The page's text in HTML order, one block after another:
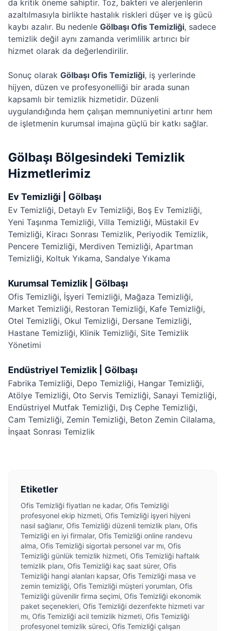
da kritik öneme sahiptir. Toz, bakteri ve alerjenlerin
azaltılmasıyla birlikte hastalık riskleri düşer ve iş gücü
kaybı azalır. Bu nedenle Gölbaşı Ofis Temizliği, sadece
temizlik değil aynı zamanda verimlilik artırıcı bir
hizmet olarak da değerlendirilir.
Sonuç olarak Gölbaşı Ofis Temizliği, iş yerlerinde
hijyen, düzen ve profesyonelliği bir arada sunan
kapsamlı bir temizlik hizmetidir. Düzenli
uygulandığında hem çalışan memnuniyetini artırır hem
de işletmenin kurumsal imajına güçlü bir katkı sağlar.
Gölbaşı Bölgesindeki Temizlik
Hizmetlerimiz
Ev Temizliği | Gölbaşı
Ev Temizliği, Detaylı Ev Temizliği, Boş Ev Temizliği,
Yeni Taşınma Temizliği, Villa Temizliği, Müstakil Ev
Temizliği, Kiracı Sonrası Temizlik, Periyodik Temizlik,
Pencere Temizliği, Merdiven Temizliği, Apartman
Temizliği, Koltuk Yıkama, Sandalye Yıkama
Kurumsal Temizlik | Gölbaşı
Ofis Temizliği, İşyeri Temizliği, Mağaza Temizliği,
Market Temizliği, Restoran Temizliği, Kafe Temizliği,
Otel Temizliği, Okul Temizliği, Dersane Temizliği,
Hastane Temizliği, Klinik Temizliği, Site Temizlik
Yönetimi
Endüstriyel Temizlik | Gölbaşı
Fabrika Temizliği, Depo Temizliği, Hangar Temizliği,
Atölye Temizliği, Oto Servis Temizliği, Sanayi Temizliği,
Endüstriyel Mutfak Temizliği, Dış Cephe Temizliği,
Cam Temizliği, Zemin Temizliği, Beton Zemin Cilalama,
İnşaat Sonrası Temizlik
Etiketler
Ofis Temizliği fiyatları ne kadar, Ofis Temizliği
profesyonel ekip hizmeti, Ofis Temizliği işyeri hijyeni
nasıl sağlanır, Ofis Temizliği düzenli temizlik planı, Ofis
Temizliği en iyi firmalar, Ofis Temizliği online randevu
alma, Ofis Temizliği sigortalı personel var mı, Ofis
Temizliği günlük temizlik hizmeti, Ofis Temizliği haftalık
temizlik planı, Ofis Temizliği kaç saat sürer, Ofis
Temizliği hangi alanları kapsar, Ofis Temizliği masa ve
zemin temizliği, Ofis Temizliği müşteri yorumları, Ofis
Temizliği güvenilir firma seçimi, Ofis Temizliği ekonomik
paket seçenekleri, Ofis Temizliği dezenfekte hizmeti var
mı, Ofis Temizliği acil temizlik hizmeti, Ofis Temizliği
profesyonel temizlik süreci, Ofis Temizliği çalışan